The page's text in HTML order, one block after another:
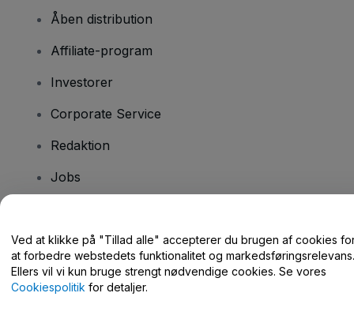
Åben distribution
Affiliate-program
Investorer
Corporate Service
Redaktion
Jobs
Har du spørgsmål?
Hjælpecenter / Kontakt os
Ved at klikke på "Tillad alle" accepterer du brugen af cookies
at forbedre webstedets funktionalitet og markedsføringsrelevans.
Ellers vil vi kun bruge strengt nødvendige cookies. Se vores
Cookiespolitik for detaljer.